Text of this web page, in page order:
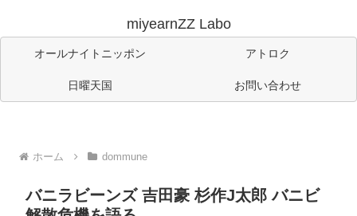
miyearnZZ Labo
オールナイトニッポン アトロク
日曜天国 お問い合わせ
ホーム dommune
バニラビーンズ 吉田豪 杉作J太郎 バニビ